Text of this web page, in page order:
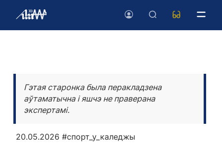
Гэтая старонка была перакладзена
аўтаматычна і яшчэ не праверана
экспертамі.
20.05.2026 #спорт_у_каледжы